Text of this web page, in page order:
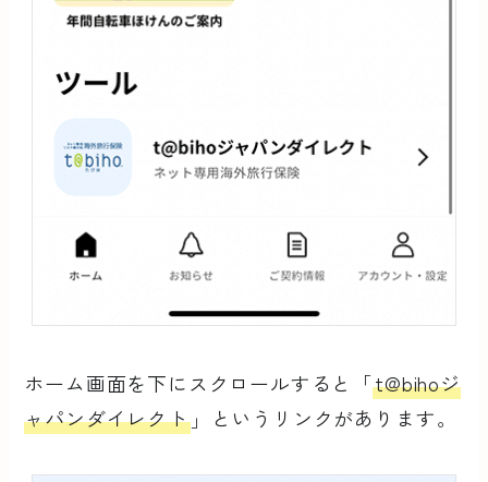
ホーム画面を下にスクロールすると「t@bihoジ
ャパンダイレクト」というリンクがあります。